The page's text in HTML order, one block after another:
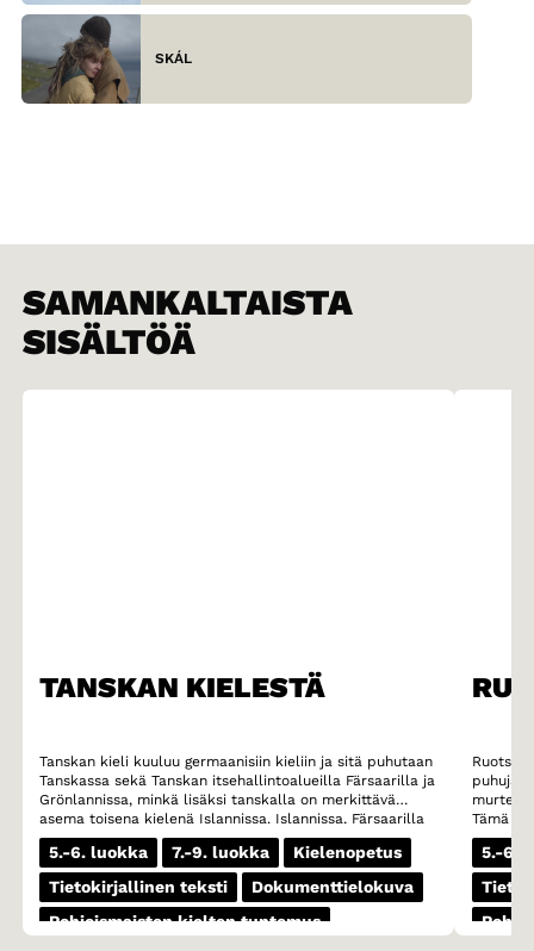
SKÁL
SAMANKALTAISTA
SISÄLTÖÄ
TANSKAN KIELESTÄ
Tanskan kieli kuuluu germaanisiin kieliin ja sitä puhutaan
Tanskassa sekä Tanskan itsehallintoalueilla Färsaarilla ja
Grönlannissa, minkä lisäksi tanskalla on merkittävä
asema toisena kielenä Islannissa. Islannissa, Färsaarilla
ja Grönlannissa kaikkien koululaisten on opiskeltava
tanskaa vieraana kielenä. Erityisesti Färsaarilla tanskan
asema on vahva ja moni färsaarelaisnuori lukee jopa
mieluummin kirjoja tanskaksi kuin omalla äidinkielellään
fäärillä.
5.-6. luokka 7.-9. luokka
Kielenopetus
Tietokirjallinen teksti
Dokumenttielokuva
Pohjoismaisten kielten tuntemus
Ruotsi
Tämä
murteet
ovat
5.-6.